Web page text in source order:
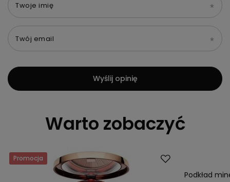
Twoje imię
Twój email
Wyślij opinię
Warto zobaczyć
Promocja
Podkład